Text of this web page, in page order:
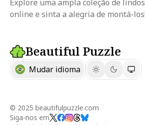
Explore uma ampla coleção de
online e sinta a alegria de montá-los!
Beautiful Puzzle
Mudar idioma
© 2025 beautifulpuzzle.com
Siga-nos em